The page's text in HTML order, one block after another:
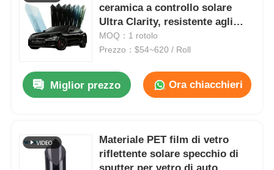
Contattaci
notizie
Tutti i casi
Film di protezione della pittura dell'automobile
ceramica a controllo solare
Ultra Clarity, resistente agli
agenti atmosferici,
personalizzabile
MOQ：1 rotolo
Prezzo：$54~620 / Roll
Miglior prezzo Ora chiacchieri
Materiale PET film di vetro
riflettente solare specchio di
sputter per vetro di auto